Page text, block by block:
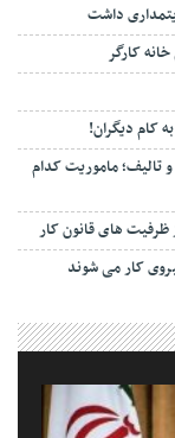
داشت
کارگر
کام دیگران!
تالیف؛ ماموریت کدام
ظرفیت های قانون کار
کار می شوند